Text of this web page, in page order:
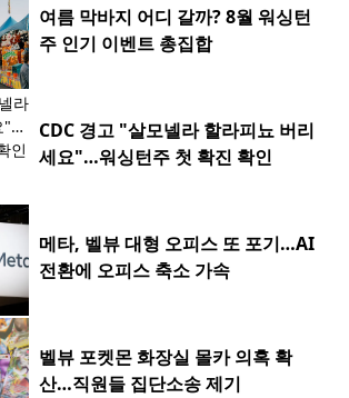
여름 막바지 어디 갈까? 8월 워싱턴
주 인기 이벤트 총집합
CDC 경고 "살모넬라 할라피뇨 버리
세요"…워싱턴주 첫 확진 확인
메타, 벨뷰 대형 오피스 또 포기…AI
전환에 오피스 축소 가속
벨뷰 포켓몬 화장실 몰카 의혹 확
산…직원들 집단소송 제기